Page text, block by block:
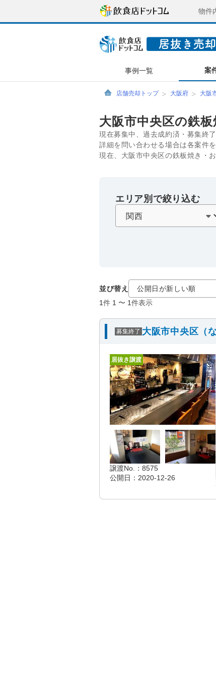
物件
事例一覧 案
店舗売却トップ 大阪府 大阪
大阪市中央区の鉄
現在募集中、過去成約済・募集終
詳細を問い合わせる場合は各案件
現在、大阪市中央区の鉄板焼き・
エリア別で絞り込む
並び替え
1件 1 〜 1件表示
募集終了 大阪市中央区（
居抜き譲渡
譲渡No.：8575
公開日：2020-12-26